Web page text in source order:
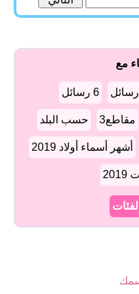
مع
6 رسائل
مقاطع3 حسب البلد
أشهر أسماء أولاد 2019